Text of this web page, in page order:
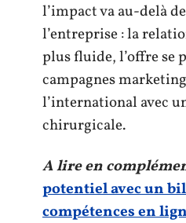
l’impact va au-delà
l’entreprise : la
plus fluide, l’offre se
campagnes
l’international avec
chirurgicale.
A lire en
potentiel avec un
compétences en